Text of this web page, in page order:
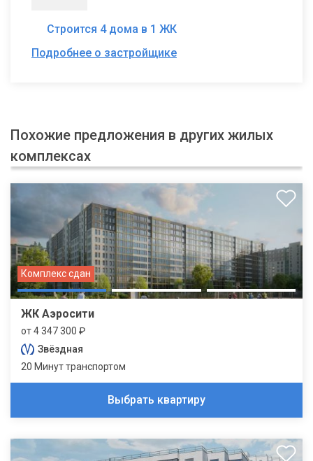
Строится 4 дома в 1 ЖК
Подробнее о застройщике
Похожие предложения в других жилых
комплексах
Комплекс сдан
ЖК Аэросити
от 4 347 300 ₽
Звёздная
20 Минут транспортом
Выбрать квартиру